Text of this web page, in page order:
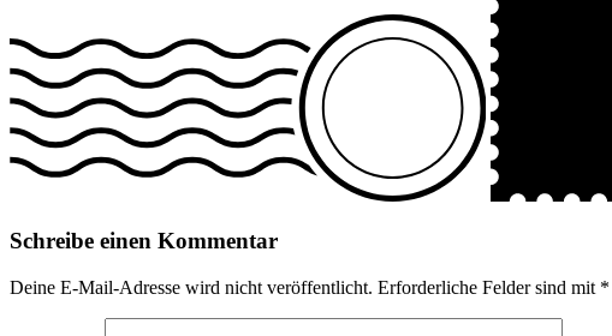
Schreibe einen Kommentar
Deine E-Mail-Adresse wird nicht veröffentlicht. Erforderliche Felder sind mit *